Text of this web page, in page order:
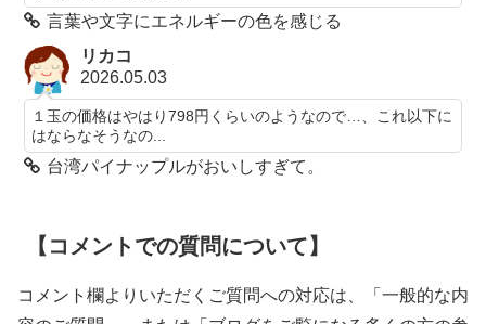
言葉や文字にエネルギーの色を感じる
リカコ
2026.05.03
１玉の価格はやはり798円くらいのようなので…、これ以下に
はならなそうなの...
台湾パイナップルがおいしすぎて。
【コメントでの質問について】
コメント欄よりいただくご質問への対応は、「一般的な内